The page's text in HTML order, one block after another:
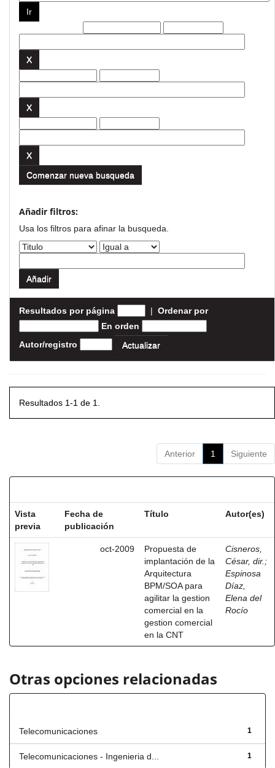
Comenzar nueva busqueda
Añadir filtros:
Usa los filtros para afinar la busqueda.
Resultados por página | Ordenar por
En orden
Autor/registro
Resultados 1-1 de 1.
Anterior 1 Siguiente
Vista
previa
Fecha de
publicación
Título Autor(es)
oct-2009
Propuesta de
implantación de la
Arquitectura
BPM/SOA para
agilitar la gestion
comercial en la
gestion comercial
en la CNT
Cisneros,
César, dir. ;
Espinosa
Díaz,
Elena del
Rocío
Otras opciones relacionadas
1
Telecomunicaciones
1
Telecomunicaciones - Ingenieria d...